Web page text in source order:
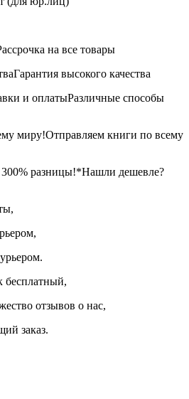
на все товары
Гарантия высокого качества
и оплатыРазличные способы
миру!Отправляем книги по всему
разницы!*Нашли дешевле?
бесплатный,
отзывов о нас,
заказ.